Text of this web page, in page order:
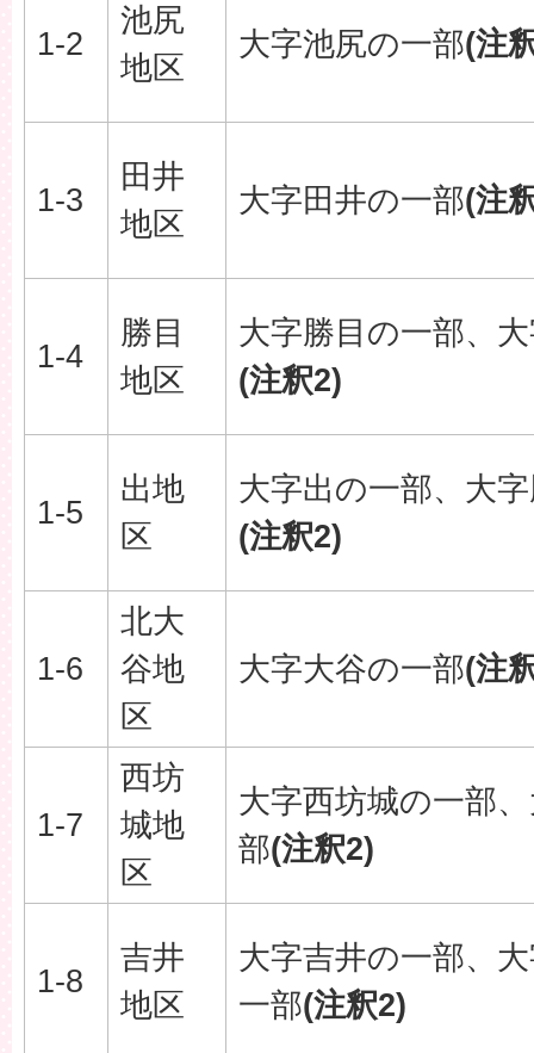
1-2
池尻
地区
大字池尻の一部(注
1-3
田井
地区
大字田井の一部(注
1-4
勝目
地区
大字勝目の一部、
(注釈2)
1-5
出地
区
大字出の一部、大
(注釈2)
1-6
北大
谷地
区
大字大谷の一部(注
1-7
西坊
城地
区
大字西坊城の一部
部(注釈2)
1-8
吉井
地区
大字吉井の一部、
一部(注釈2)